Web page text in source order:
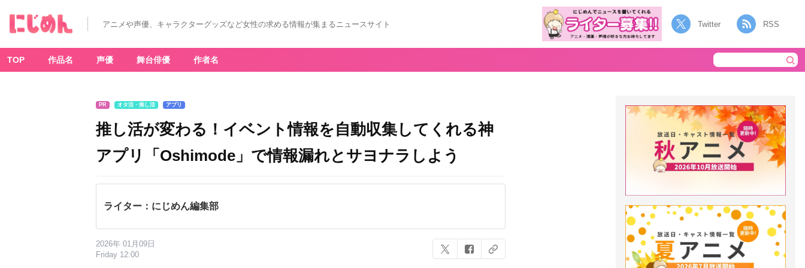
アニメや声優、キャラクターグッズなど女性の求める情報が集まるニュースサイト Twitter RSS
TOP 作品名 声優 舞台俳優 作者名
PR オタ活・推し活 アプリ
推し活が変わる！イベント情報を自動収集してくれる神
アプリ「Oshimode」で情報漏れとサヨナラしよう
ライター：にじめん編集部
2026年 01月09日
Friday 12:00